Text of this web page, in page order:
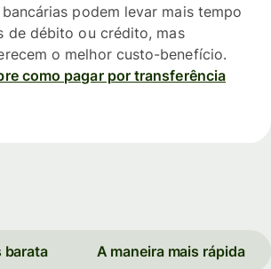
podem levar mais tempo
de débito ou crédito, mas
o melhor custo-benefício.
como pagar por transferência
barata A maneira mais rápida